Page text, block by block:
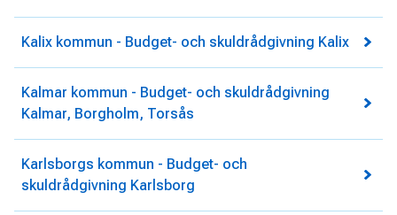
Kalix kommun - Budget- och skuldrådgivning Kalix
Kalmar kommun - Budget- och skuldrådgivning
Kalmar, Borgholm, Torsås
Karlsborgs kommun - Budget- och
skuldrådgivning Karlsborg